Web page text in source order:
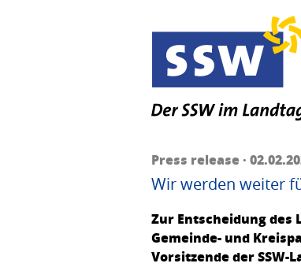
Press release ·
Wir werden weiter
Zur Entscheidung
Gemeinde- und
Vorsitzende der SSW-